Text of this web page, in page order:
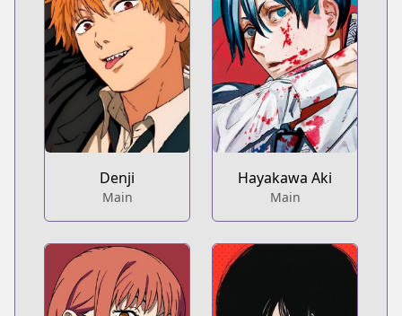
Denji
Main
Hayakawa Aki
Main